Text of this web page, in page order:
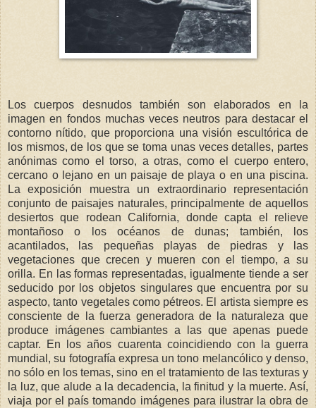
Los cuerpos desnudos también son elaborados en la
imagen en fondos muchas veces neutros para destacar el
contorno nítido, que proporciona una visión escultórica de
los mismos, de los que se toma unas veces detalles, partes
anónimas como el torso, a otras, como el cuerpo entero,
cercano o lejano en un paisaje de playa o en una piscina.
La exposición muestra un extraordinario representación
conjunto de paisajes naturales, principalmente de aquellos
desiertos que rodean California, donde capta el relieve
montañoso o los océanos de dunas; también, los
acantilados, las pequeñas playas de piedras y las
vegetaciones que crecen y mueren con el tiempo, a su
orilla. En las formas representadas, igualmente tiende a ser
seducido por los objetos singulares que encuentra por su
aspecto, tanto vegetales como pétreos. El artista siempre es
consciente de la fuerza generadora de la naturaleza que
produce imágenes cambiantes a las que apenas puede
captar. En los años cuarenta coincidiendo con la guerra
mundial, su fotografía expresa un tono melancólico y denso,
no sólo en los temas, sino en el tratamiento de las texturas y
la luz, que alude a la decadencia, la finitud y la muerte. Así,
viaja por el país tomando imágenes para ilustrar la obra de